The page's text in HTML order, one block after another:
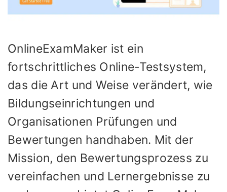
OnlineExamMaker ist ein
fortschrittliches Online-Testsystem,
das die Art und Weise verändert, wie
Bildungseinrichtungen und
Organisationen Prüfungen und
Bewertungen handhaben. Mit der
Mission, den Bewertungsprozess zu
vereinfachen und Lernergebnisse zu